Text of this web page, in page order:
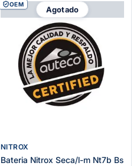
Agotado
OEM
NITROX
Bateria Nitrox Seca/l-m Nt7b Bs